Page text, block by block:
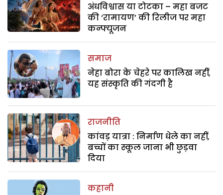
अंधविश्वास या टोटका – महा बजट
की ‘रामायण’ की रिलीज पर महा
कन्फ्यूजन
समाज
नेहा बोरा के चेहरे पर कालिख नहीं,
यह संस्कृति की गंदगी है
राजनीति
कांवड़ यात्रा : निर्माण धेले का नहीं,
बच्चों का स्कूल जाना भी छुड़वा
दिया
कहानी